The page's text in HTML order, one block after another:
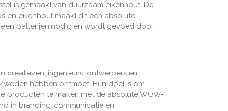
is gemaakt van duurzaam eikenhout. De
en eikenhout maakt dit een absolute
batterijen nodig en wordt gevoed door
creatieven, ingenieurs, ontwerpers en
hebben ontmoet. Hun doel is om
producten te maken met de absolute WOW-
in branding, communicatie en